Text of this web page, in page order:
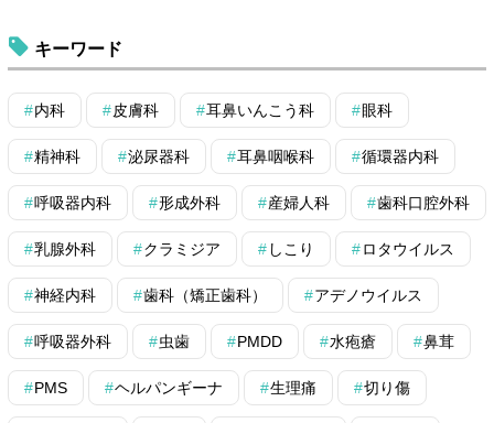
キーワード
内科 皮膚科 耳鼻いんこう科 眼科
精神科 泌尿器科 耳鼻咽喉科 循環器内科
呼吸器内科 形成外科 産婦人科 歯科口腔外科
乳腺外科 クラミジア しこり ロタウイルス
神経内科 歯科（矯正歯科） アデノウイルス
呼吸器外科 虫歯 PMDD 水疱瘡 鼻茸
PMS ヘルパンギーナ 生理痛 切り傷